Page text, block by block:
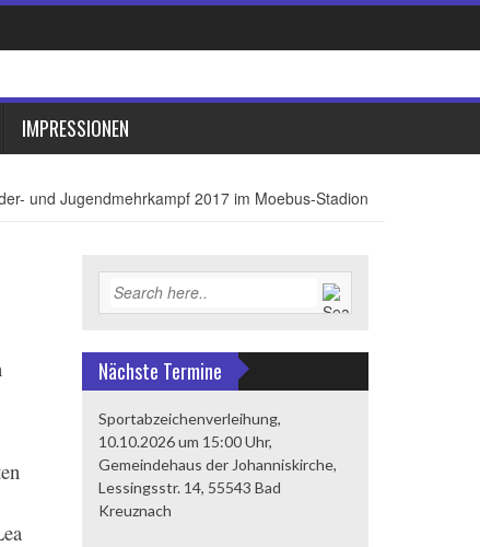
IMPRESSIONEN
und Jugendmehrkampf 2017 im Moebus-Stadion
Nächste Termine
Sportabzeichenverleihung,
10.10.2026 um 15:00 Uhr,
Gemeindehaus der Johanniskirche,
Lessingsstr. 14, 55543 Bad
Kreuznach